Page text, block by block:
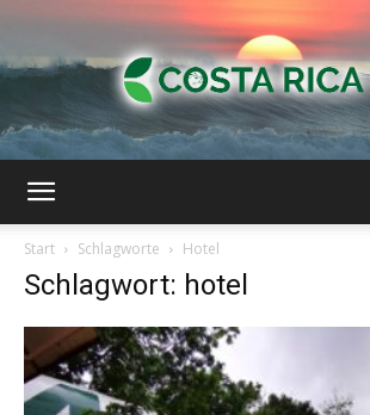
Start Schlagworte Hotel
Schlagwort: hotel